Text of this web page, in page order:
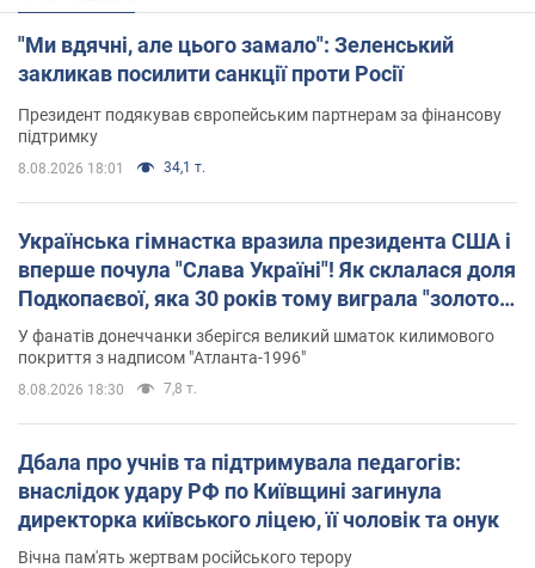
"Ми вдячні, але цього замало": Зеленський
закликав посилити санкції проти Росії
Президент подякував європейським партнерам за фінансову
підтримку
8.08.2026 18:01 34,1 т.
Українська гімнастка вразила президента США і
вперше почула "Слава Україні"! Як склалася доля
Подкопаєвої, яка 30 років тому виграла "золото"
Олімпіади
У фанатів донеччанки зберігся великий шматок килимового
покриття з надписом "Атланта-1996"
8.08.2026 18:30 7,8 т.
Дбала про учнів та підтримувала педагогів:
внаслідок удару РФ по Київщині загинула
директорка київського ліцею, її чоловік та онук
Вічна пам'ять жертвам російського терору